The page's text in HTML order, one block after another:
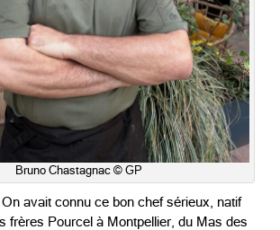
Bruno Chastagnac © GP
avait connu ce bon chef sérieux, natif
frères Pourcel à Montpellier, du Mas des